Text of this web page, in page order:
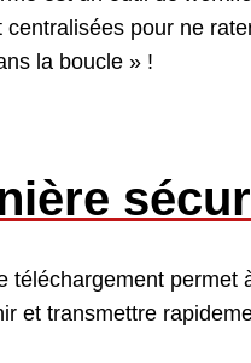
pour ne
la boucle » !
permet
et transmettre